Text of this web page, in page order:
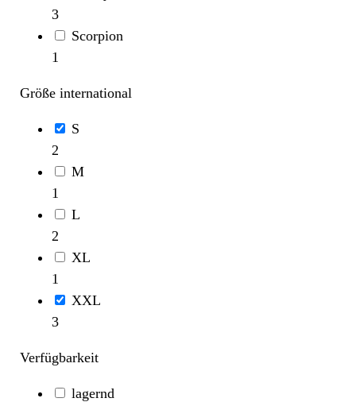
3
Scorpion
1
Größe international
S
2
M
1
L
2
XL
1
XXL
3
Verfügbarkeit
lagernd